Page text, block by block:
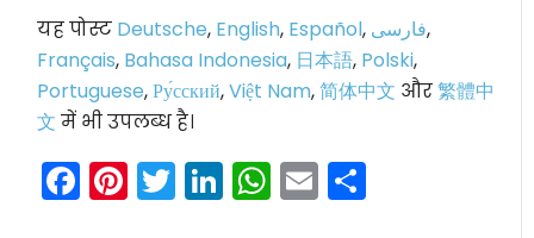
यह पोस्ट Deutsche, English, Español, فارسی,
Français, Bahasa Indonesia, 日本語, Polski,
Portuguese,Ру́сский,Việt Nam,简体中文 और繁體中
文 में भी उपलब्ध है।
Facebook
Pinterest
Twitter
LinkedIn
WhatsApp
Email